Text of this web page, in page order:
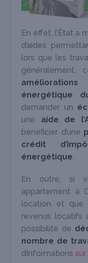
En effet, l’État a
d’aides
lors que les
généralement,
énergétique
demander un
une aide de
bénéficier d’une
crédit
énergétique
En outre, si
appartement à
location et que
revenus locatifs
possibilité de
nombre de
d’informations